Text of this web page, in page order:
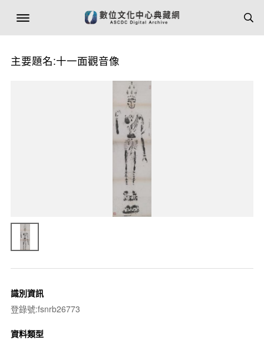
主要題名:十一面觀音像
識別資訊
登錄號:fsnrb26773
資料類型